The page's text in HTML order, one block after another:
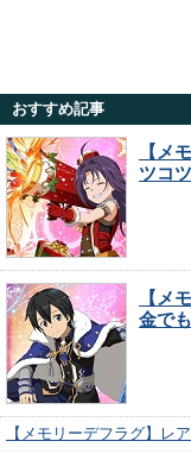
おすすめ記事
【メ
ツコ
【メ
金で
【メモリーデフラグ】レ